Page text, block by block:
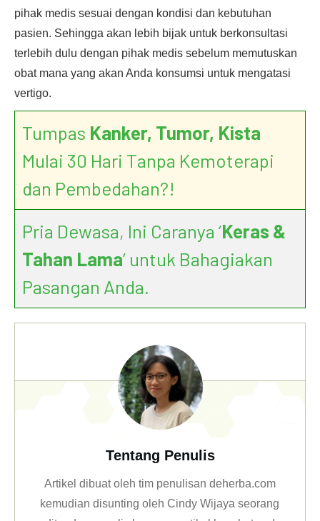
pihak medis sesuai dengan kondisi dan kebutuhan
pasien. Sehingga akan lebih bijak untuk berkonsultasi
terlebih dulu dengan pihak medis sebelum memutuskan
obat mana yang akan Anda konsumsi untuk mengatasi
vertigo.
Tumpas Kanker, Tumor, Kista
Mulai 30 Hari Tanpa Kemoterapi
dan Pembedahan?!
Pria Dewasa, Ini Caranya ‘Keras &
Tahan Lama’ untuk Bahagiakan
Pasangan Anda.
Tentang Penulis
Artikel dibuat oleh tim penulisan deherba.com
kemudian disunting oleh Cindy Wijaya seorang